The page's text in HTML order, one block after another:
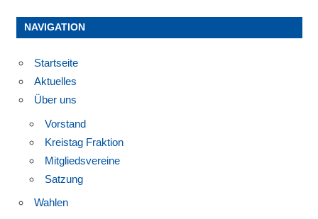
NAVIGATION
Startseite
Aktuelles
Über uns
Vorstand
Kreistag Fraktion
Mitgliedsvereine
Satzung
Wahlen